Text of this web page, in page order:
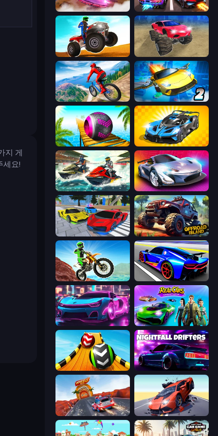
지 게
세요!
Ultimate Flying Car Night City Racing
ATV Ultimate Offroad
Riders Downhill Racing Ultimate Flying Car 2
Rolling Balls Sea Race GT Cars Mega Ramps
Jetski Race Grand Cyber City
Real Cars Extreme Racing Offroad Island
Dirt Bike Mad Skills Cyber Cars Punk Racing
Cyber Cars Punk Racing 2 Real Cars Epic Stunts
Sky Balls 3D Nightfall Drifters
WheelX Race Hyper Cars Ramp Crash